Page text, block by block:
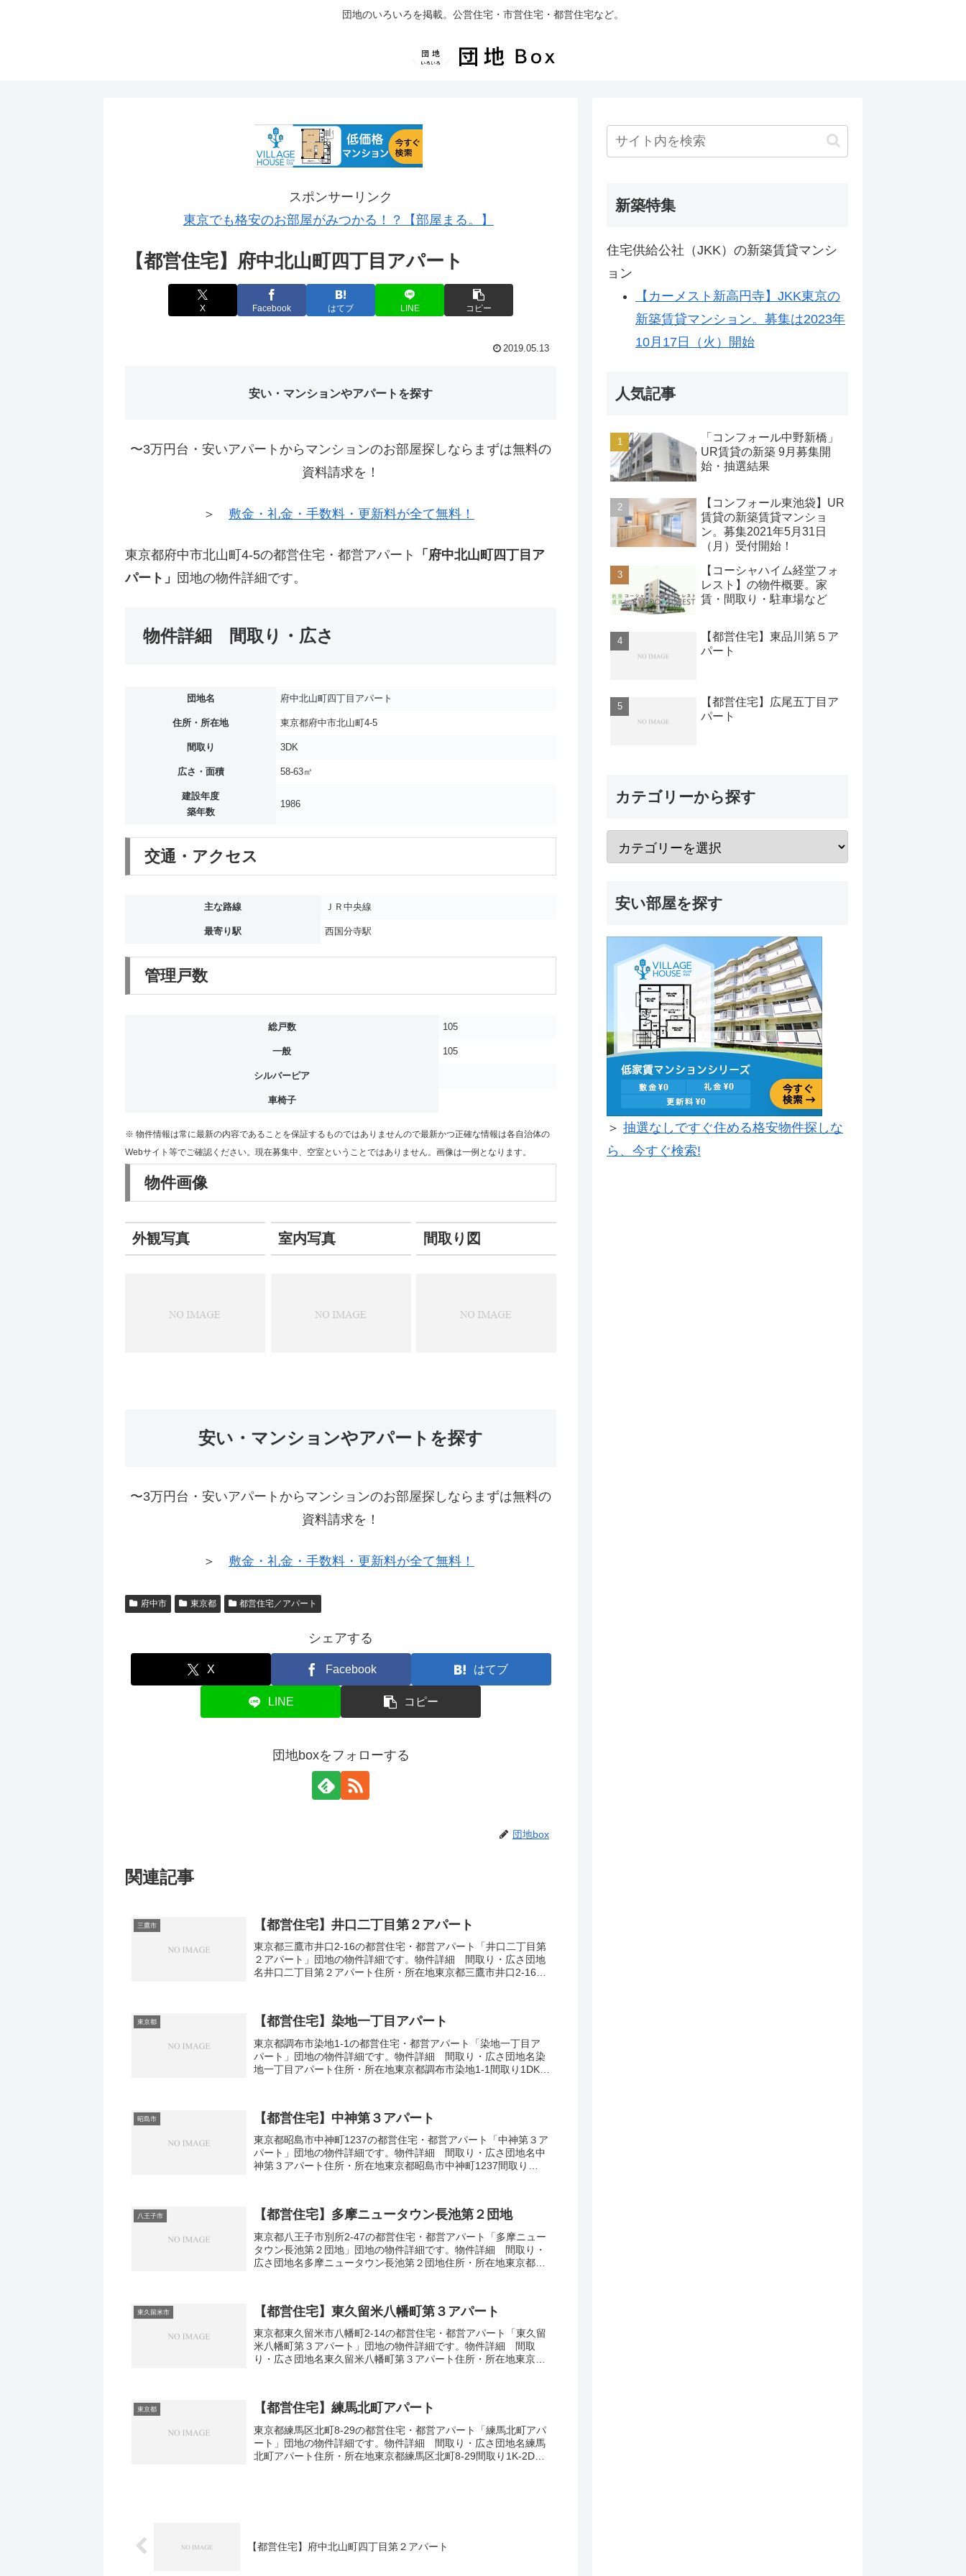
団地のいろいろを掲載。公営住宅・市営住宅・都営住宅など。
スポンサーリンク
東京でも格安のお部屋がみつかる！？【部屋まる。】
【都営住宅】府中北山町四丁目アパート
X Facebook はてブ LINE コピー
2019.05.13
安い・マンションやアパートを探す
〜3万円台・安いアパートからマンションのお部屋探しならまずは無料の
資料請求を！
＞ 敷金・礼金・手数料・更新料が全て無料！
東京都府中市北山町4-5の都営住宅・都営アパート
「府中北山町四丁目ア
パート」
団地の物件詳細です。
物件詳細 間取り・広さ
団地名 府中北山町四丁目アパート
住所・所在地 東京都府中市北山町4-5
間取り 3DK
広さ・面積 58-63㎡
建設年度
築年数
1986
交通・アクセス
主な路線 ＪＲ中央線
最寄り駅 西国分寺駅
管理戸数
総戸数 105
一般 105
シルバーピア
車椅子
※ 物件情報は常に最新の内容であることを保証するものではありませんので最新かつ正確な情報は各自治体の
Webサイト等でご確認ください。現在募集中、空室ということではありません。画像は一例となります。
物件画像
外観写真 室内写真 間取り図
安い・マンションやアパートを探す
〜3万円台・安いアパートからマンションのお部屋探しならまずは無料の
資料請求を！
＞ 敷金・礼金・手数料・更新料が全て無料！
府中市 東京都 都営住宅／アパート
シェアする
X Facebook はてブ
LINE コピー
団地boxをフォローする
団地box
関連記事
三鷹市 【都営住宅】井口二丁目第２アパート
東京都三鷹市井口2-16の都営住宅・都営アパート「井口二丁目第
２アパート」団地の物件詳細です。物件詳細 間取り・広さ団地
名井口二丁目第２アパート住所・所在地東京都三鷹市井口2-16間
東京都 【都営住宅】染地一丁目アパート
東京都調布市染地1-1の都営住宅・都営アパート「染地一丁目ア
パート」団地の物件詳細です。物件詳細 間取り・広さ団地名染
地一丁目アパート住所・所在地東京都調布市染地1-1間取り1DK-
昭島市 【都営住宅】中神第３アパート
東京都昭島市中神町1237の都営住宅・都営アパート「中神第３ア
パート」団地の物件詳細です。物件詳細 間取り・広さ団地名中
神第３アパート住所・所在地東京都昭島市中神町1237間取り
八王子市 【都営住宅】多摩ニュータウン長池第２団地
東京都八王子市別所2-47の都営住宅・都営アパート「多摩ニュー
タウン長池第２団地」団地の物件詳細です。物件詳細 間取り・
広さ団地名多摩ニュータウン長池第２団地住所・所在地東京都八
東久留米市 【都営住宅】東久留米八幡町第３アパート
東京都東久留米市八幡町2-14の都営住宅・都営アパート「東久留
米八幡町第３アパート」団地の物件詳細です。物件詳細 間取
り・広さ団地名東久留米八幡町第３アパート住所・所在地東京都
東京都 【都営住宅】練馬北町アパート
東京都練馬区北町8-29の都営住宅・都営アパート「練馬北町アパ
ート」団地の物件詳細です。物件詳細 間取り・広さ団地名練馬
北町アパート住所・所在地東京都練馬区北町8-29間取り1K-2DK
【都営住宅】府中北山町四丁目第２アパート
新築特集
住宅供給公社（JKK）の新築賃貸マンシ
ョン
【カーメスト新高円寺】JKK東京の
新築賃貸マンション。募集は2023年
10月17日（火）開始
人気記事
「コンフォール中野新橋」
UR賃貸の新築 9月募集開
始・抽選結果
【コンフォール東池袋】UR
賃貸の新築賃貸マンショ
ン。募集2021年5月31日
（月）受付開始！
【コーシャハイム経堂フォ
レスト】の物件概要。家
賃・間取り・駐車場など
【都営住宅】東品川第５ア
パート
【都営住宅】広尾五丁目ア
パート
カテゴリーから探す
安い部屋を探す
＞ 抽選なしですぐ住める格安物件探しな
ら、今すぐ検索!